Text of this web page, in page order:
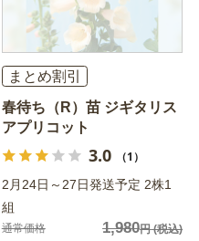
まとめ割引
春待ち（R）苗 ジギタリス
アプリコット
3.0 （1）
2月24日～27日発送予定 2株1
組
通常価格 1,980円(税込)